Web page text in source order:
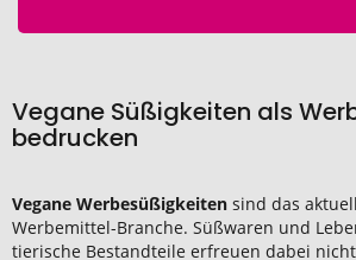
Vegane Süßigkeiten als
bedrucken
Vegane Werbesüßigkeiten sind das
Werbemittel-Branche. Süßwaren und
tierische Bestandteile erfreuen dabei